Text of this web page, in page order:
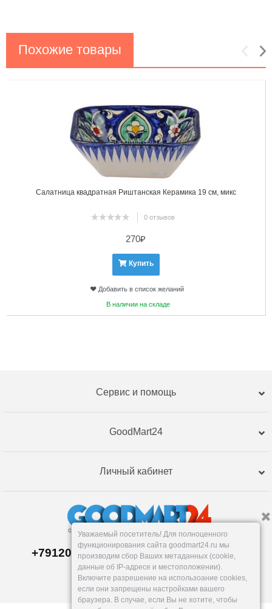
Похожие товары
Салатница квадратная Риштанская Керамика 19 см, микс
0 отзывов
270₽
Купить
Добавить в список желаний
В наличии на складе
Сервис и помощь
GoodMart24
Личный кабинет
+79120359762, +79120359761 MAX,TG
Склад в Екатеринбург е
Пн-Пт: 10-19, Сб, Вс: вых.
info@goodmart24.ru
Уважаемый посетитель! Для полноценного
функционирования сайта goodmart24.ru мы
производим сбор Ваших метаданных (cookie,
данные об IP-адресе и местоположении).
Включите разрешение на использоание cookies,
если они запрещены настройками вашего
браузера. В случае, если Вы не хотите, чтобы